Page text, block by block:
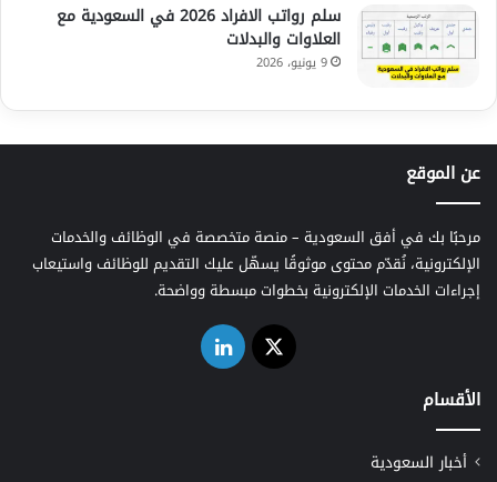
سلم رواتب الافراد 2026 في السعودية مع
العلاوات والبدلات
9 يونيو، 2026
عن الموقع
مرحبًا بك في أفق السعودية – منصة متخصصة في الوظائف والخدمات
الإلكترونية، نُقدّم محتوى موثوقًا يسهّل عليك التقديم للوظائف واستيعاب
إجراءات الخدمات الإلكترونية بخطوات مبسطة وواضحة.
‫X لينكدإن
الأقسام
أخبار السعودية